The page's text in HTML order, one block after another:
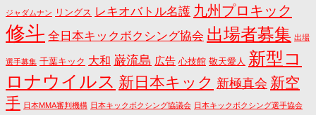
ジャダムナン リングス レキオバトル名護 九州プロキック
修斗 全日本キックボクシング協会 出場者募集 出場
選手募集 千葉キック 大和 巌流島 広告 心技館 敬天愛人 新型コ
ロナウイルス 新日本キック 新極真会 新空
手 日本MMA審判機構 日本キックボクシング協議会 日本キックボクシング選手協会